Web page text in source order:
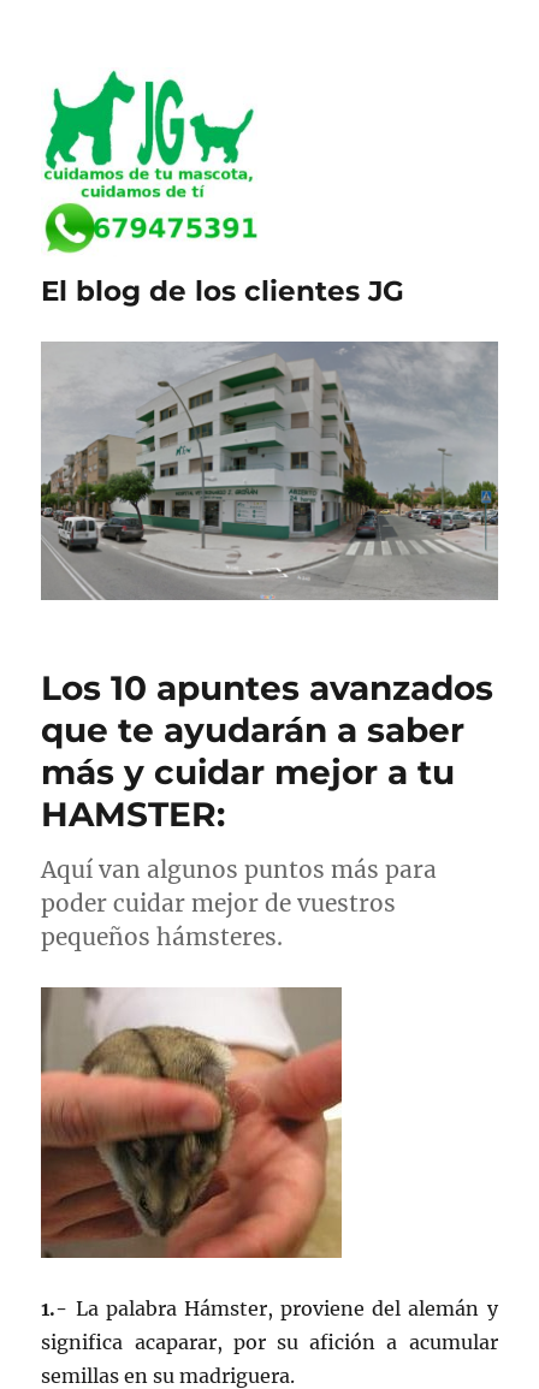
El blog de los clientes JG
Los 10 apuntes avanzados
que te ayudarán a saber
más y cuidar mejor a tu
HAMSTER:
Aquí van algunos puntos más para
poder cuidar mejor de vuestros
pequeños hámsteres.
1.- La palabra Hámster, proviene del alemán y
significa acaparar, por su afición a acumular
semillas en su madriguera.